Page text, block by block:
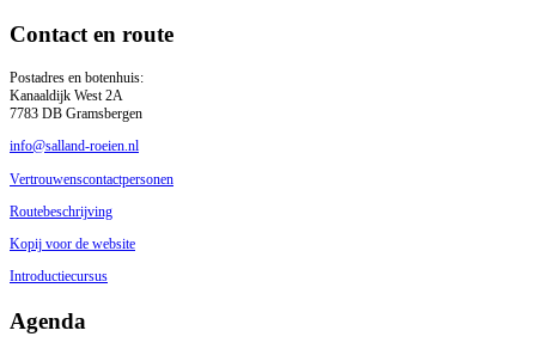
Contact en route
Postadres en botenhuis:
Kanaaldijk West 2A
7783 DB Gramsbergen
info@salland-roeien.nl
Vertrouwenscontactpersonen
Routebeschrijving
Kopij voor de website
Introductiecursus
Agenda